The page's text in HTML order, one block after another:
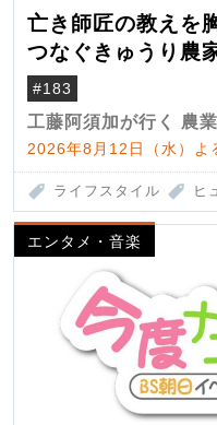
亡き師匠の教えを
つなぐきゅうり農
#183
工藤阿須加が行く 農
2026年8月12日（水）
ライフスタイル ヒ
エンタメ・音楽